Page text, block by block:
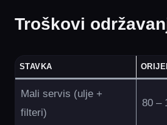
Troškovi
STAVKA
Mali servis (ulje +
filteri)
80 –